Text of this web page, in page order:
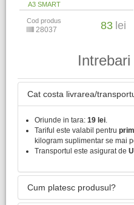
A3 SMART
Cod produs
28037 83 lei
Cat costa livrarea/
Oriunde in tara: 19 lei
Tariful este valabil pentru
kilogram suplimentar se mai
Transportul este asigurat de
Cum platesc produsul?